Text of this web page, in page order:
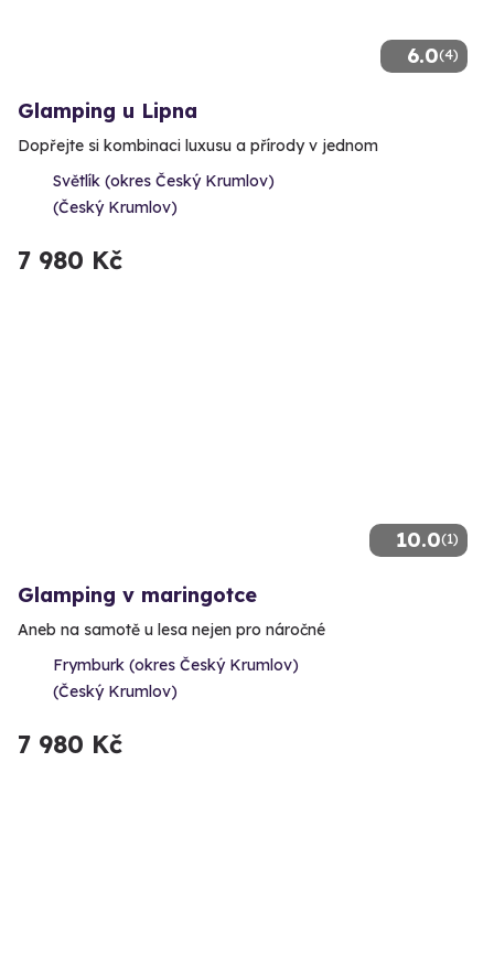
6.0(4)
Glamping u Lipna
Dopřejte si kombinaci luxusu a přírody v jednom
Světlík (okres Český Krumlov)
(Český Krumlov)
7 980 Kč
10.0(1)
Glamping v maringotce
Aneb na samotě u lesa nejen pro náročné
Frymburk (okres Český Krumlov)
(Český Krumlov)
7 980 Kč